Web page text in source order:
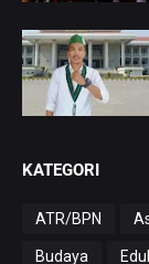
KATEGORI
ATR/BPN
Budaya